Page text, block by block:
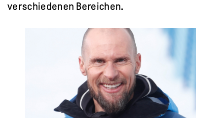
verschiedenen Bereichen.